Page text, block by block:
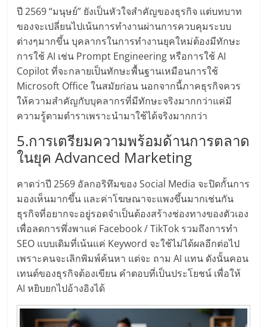
ปี 2569 “มนุษย์” ยังเป็นหัวใจสำคัญของธุรกิจ แต่บทบาท
ของจะเปลี่ยนไปเน้นการทำงานผ่านการควบคุมระบบ
ต่างๆมากขึ้น บุคลากรในการทำงานยุคใหม่ต้องมีทักษะ
การใช้ AI เช่น Prompt Engineering หรือการใช้ AI
Copilot ที่จะกลายเป็นทักษะพื้นฐานเหมือนการใช้
Microsoft Office ในสมัยก่อน นอกจากนี้ภาคธุรกิจควร
ให้ความสำคัญกับบุคลากรที่มีทักษะจริงมากกว่าแค่มี
ความรู้ตามตำราเพราะนำมาใช้ได้จริงมากกว่า
5.การเตรียมความพร้อมด้านการตลาด
ในยุค Advanced Marketing
คาดว่าปี 2569 อัลกอริทึมของ Social Media จะปิดกั้นการ
มองเห็นมากขึ้น และค่าโฆษณาจะแพงขึ้นมากเช่นกัน
ธุรกิจที่อยากจะอยู่รอดจำเป็นต้องสร้างช่องทางของตัวเอง
เพื่อลดการพึ่งพาแค่ Facebook / TikTok รวมถึงการทำ
SEO แบบเดิมที่เน้นแค่ Keyword จะใช้ไม่ได้ผลอีกต่อไป
เพราะคนจะเลิกพิมพ์ค้นหา แต่จะ ถาม AI แทน ดังนั้นคอน
เทนต์ของธุรกิจต้องเขียน คำตอบที่เป็นประโยชน์ เพื่อให้
AI หยิบยกไปอ้างอิงได้